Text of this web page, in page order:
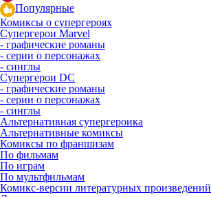
Популярные
Комиксы о супергероях
Супергерои Marvel
- графические романы
- серии о персонажах
- синглы
Супергерои DC
- графические романы
- серии о персонажах
- синглы
Альтернативная супергероика
Альтернативные комиксы
Комиксы по франшизам
По фильмам
По играм
По мультфильмам
Комикс-версии литературных произведений